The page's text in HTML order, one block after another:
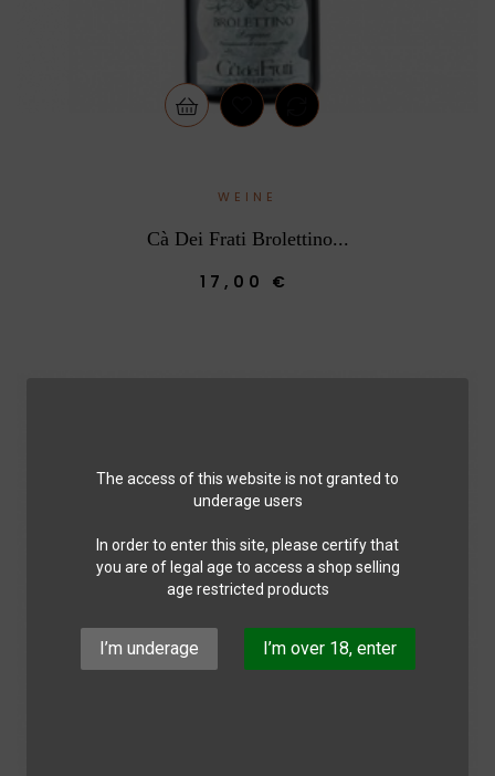
The access of this website is not granted to
underage users
In order to enter this site, please certify that
you are of legal age to access a shop selling
age restricted products
I’m underage I’m over 18, enter
WEINE
Cà Dei Frati Brolettino...
17,00 €